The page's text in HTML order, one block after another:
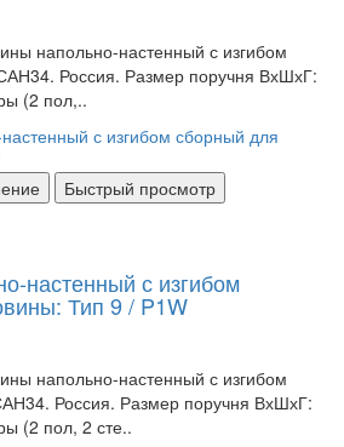
напольно-настенный с изгибом
Россия. Размер поручня ВхШхГ:
(2 пол,..
Быстрый просмотр
настенный с изгибом
Тип 9 / P1W
напольно-настенный с изгибом
Россия. Размер поручня ВхШхГ:
(2 пол, 2 сте..